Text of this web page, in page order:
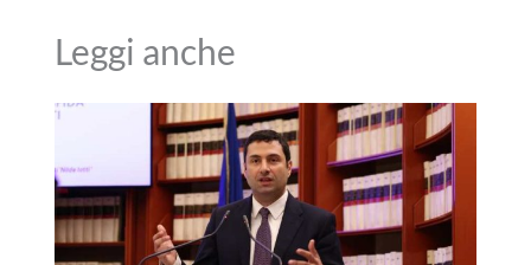
Leggi anche